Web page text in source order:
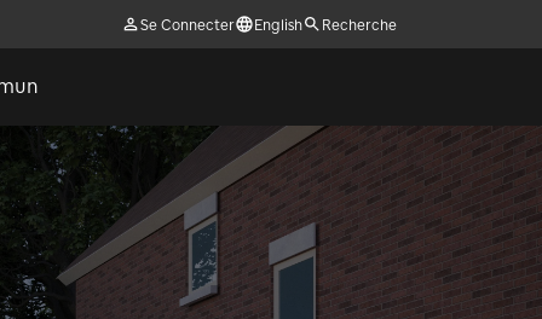
Se Connecter English Recherche